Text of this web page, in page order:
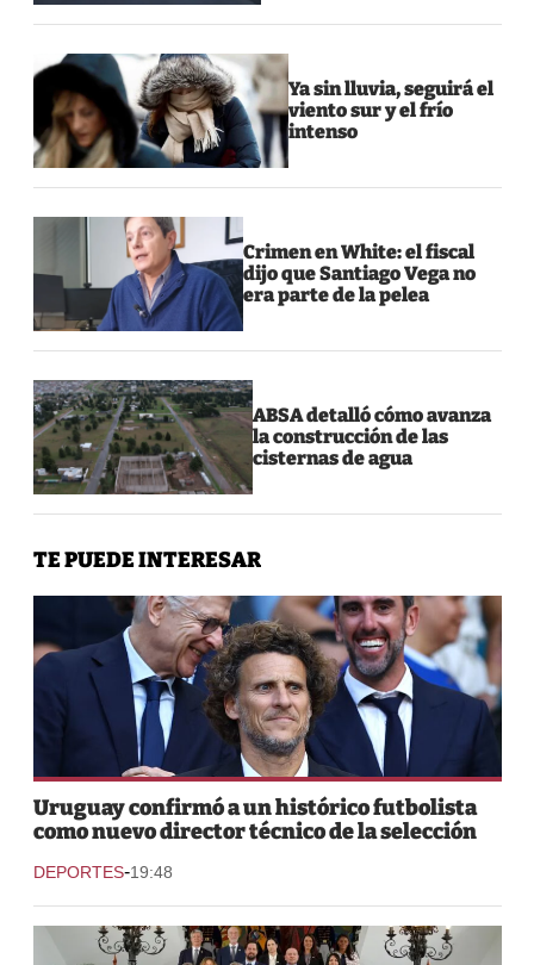
Ya sin lluvia, seguirá el
viento sur y el frío
intenso
Crimen en White: el fiscal
dijo que Santiago Vega no
era parte de la pelea
ABSA detalló cómo avanza
la construcción de las
cisternas de agua
TE PUEDE INTERESAR
Uruguay confirmó a un histórico futbolista
como nuevo director técnico de la selección
DEPORTES-19:48